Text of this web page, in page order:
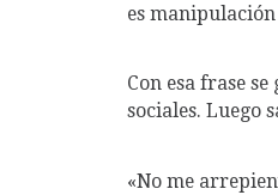
es
Con esa frase
sociales. Luego
«No me